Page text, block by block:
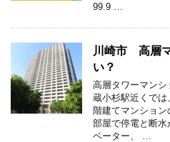
99.9 …
川崎市 高層
い？
高層タワーマン
蔵小杉駅近くでは
階建てマンショ
部屋で停電と断
ベーター、 …